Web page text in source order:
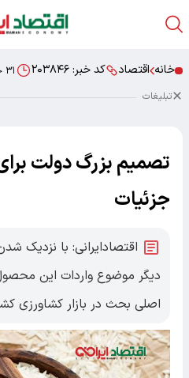
خانه اقتصاد کد خبر: ۲۰۳۸۴۶ ۳۱ خرداد ۱۴۰۵ ۲۱:۲۵
تبلیغات
تصمیم بزرگ دولت برای
جزئیات
اقتصادایرانی: با نزدیک
دیگر موضوع واردات این
اصلی بحث در بازار کشاورزی